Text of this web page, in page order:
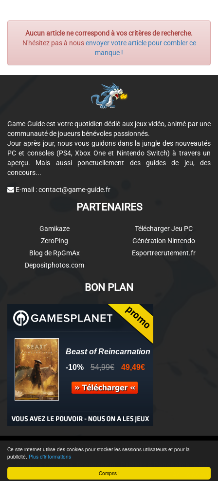
Compris !
Ce site internet utilise des cookies pour stocker les sessions utilisateurs et pour la
publicité. Plus d'informations
Aucun article ne correspond à vos critères de recherche.
N'hésitez pas à nousenvoyer votre article pour combler ce
manque !
Game-Guide est votre quotidien dédié aux jeux vidéo, animé par une
communauté de joueurs bénévoles passionnés.
Jour après jour, nous vous guidons dans la jungle des nouveautés
PC et consoles (PS4, Xbox One et Nintendo Switch) à travers un
aperçu. Mais aussi ponctuellement des guides de jeu, des
concours...
E-mail :contact@game-guide.fr
PARTENAIRES
Gamikaze
ZeroPing
Blog de RpGmAx
Depositphotos.com
Télécharger Jeu PC
Génération Nintendo
Esportrecrutement.fr
BON PLAN